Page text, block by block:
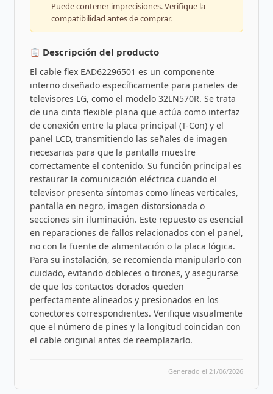
Puede contener imprecisiones. Verifique la
compatibilidad antes de comprar.
Descripción del producto
El cable flex EAD62296501 es un componente
interno diseñado específicamente para paneles de
televisores LG, como el modelo 32LN570R. Se trata
de una cinta flexible plana que actúa como interfaz
de conexión entre la placa principal (T-Con) y el
panel LCD, transmitiendo las señales de imagen
necesarias para que la pantalla muestre
correctamente el contenido. Su función principal es
restaurar la comunicación eléctrica cuando el
televisor presenta síntomas como líneas verticales,
pantalla en negro, imagen distorsionada o
secciones sin iluminación. Este repuesto es esencial
en reparaciones de fallos relacionados con el panel,
no con la fuente de alimentación o la placa lógica.
Para su instalación, se recomienda manipularlo con
cuidado, evitando dobleces o tirones, y asegurarse
de que los contactos dorados queden
perfectamente alineados y presionados en los
conectores correspondientes. Verifique visualmente
que el número de pines y la longitud coincidan con
el cable original antes de reemplazarlo.
Generado el 21/06/2026